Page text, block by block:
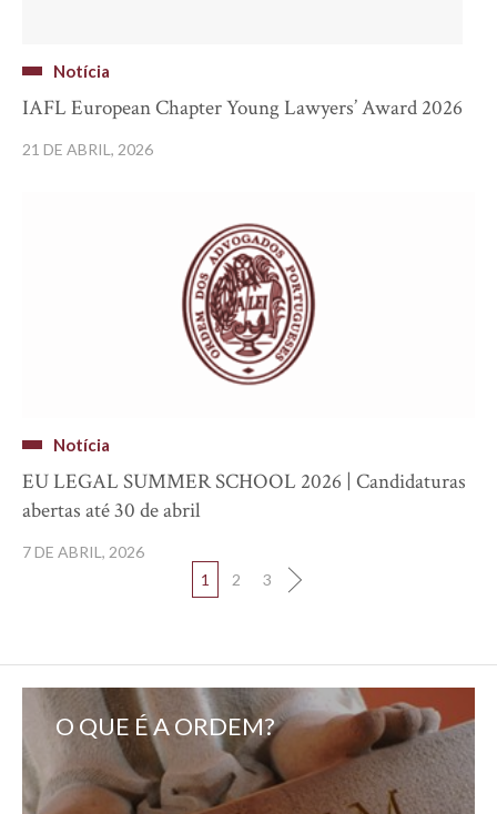
Notícia
IAFL European Chapter Young Lawyers’ Award 2026
21 DE ABRIL, 2026
Notícia
EU LEGAL SUMMER SCHOOL 2026 | Candidaturas
abertas até 30 de abril
7 DE ABRIL, 2026
1
2 3
O QUE É A ORDEM?